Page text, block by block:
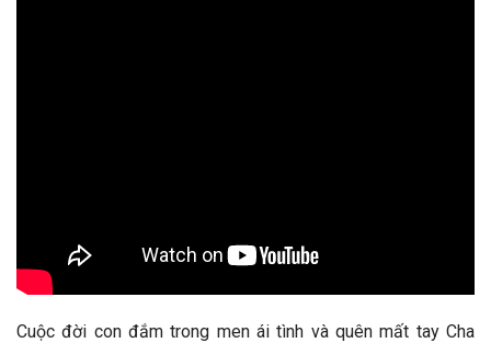
Cuộc đời con đắm trong men ái tình và quên mất tay Cha